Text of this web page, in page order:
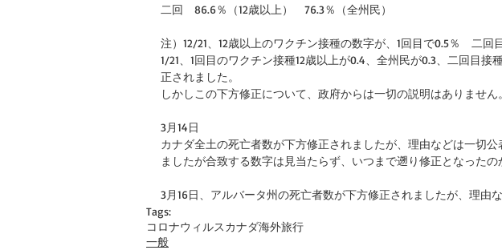
二回　86.6％（12歳以上）　76.3％（全州民）
注）12/21、12歳以上のワクチン接種の数字が、1回目で0.5％　二回
1/21、1回目のワクチン接種12歳以上が0.4、全州民が0.3、二回目接
正されました。
しかしこの下方修正について、政府からは一切の説明はありません。
3月14日
カナダ全土の死亡者数が下方修正されましたが、理由などは一切
ましたが合致する数字は見当たらず、いつまで遡り修正となったの
3月16日、アルバータ州の死亡者数が下方修正されましたが、理由
Tags:
コロナウィルスカナダ海外旅行
一般